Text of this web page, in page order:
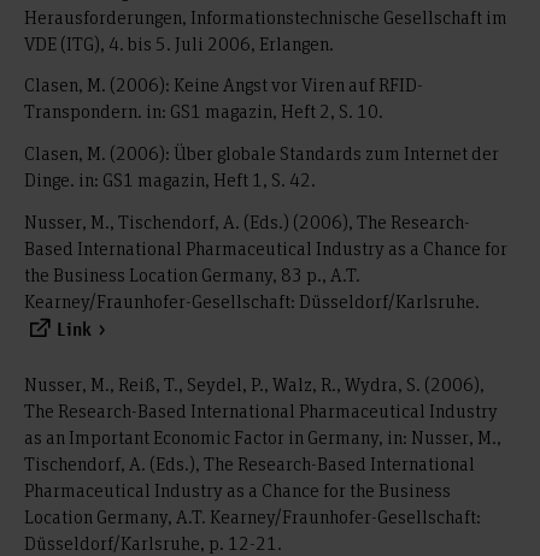
Herausforderungen, Informationstechnische Gesellschaft im
VDE (ITG), 4. bis 5. Juli 2006, Erlangen.
Clasen, M. (2006): Keine Angst vor Viren auf RFID-
Transpondern. in: GS1 magazin, Heft 2, S. 10.
Clasen, M. (2006): Über globale Standards zum Internet der
Dinge. in: GS1 magazin, Heft 1, S. 42.
Nusser, M., Tischendorf, A. (Eds.) (2006), The Research-
Based International Pharmaceutical Industry as a Chance for
the Business Location Germany, 83 p., A.T.
Kearney/Fraunhofer-Gesellschaft: Düsseldorf/Karlsruhe.
Link
Nusser, M., Reiß, T., Seydel, P., Walz, R., Wydra, S. (2006),
The Research-Based International Pharmaceutical Industry
as an Important Economic Factor in Germany, in: Nusser, M.,
Tischendorf, A. (Eds.), The Research-Based International
Pharmaceutical Industry as a Chance for the Business
Location Germany, A.T. Kearney/Fraunhofer-Gesellschaft:
Düsseldorf/Karlsruhe, p. 12-21.